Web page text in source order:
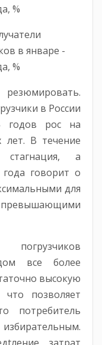
в январе -
%
в России
годов рос на
лет. В течение
а
говорит о
для
погрузчиков
все более
высокую
позволяет
потребитель